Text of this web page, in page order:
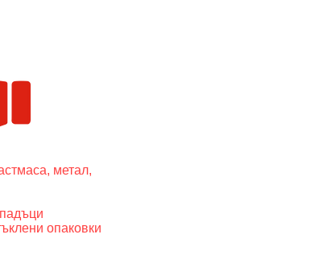
метал,
опаковки